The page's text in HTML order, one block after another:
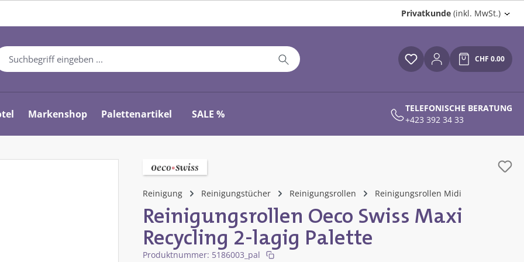
Privatkunde (inkl. MwSt.)
Du hast 0 Produkte auf
CHF 0.00
Markenshop Palettenartikel SALE %
TELEFONISCHE BERATUNG
+423 392 34 33
Reinigung Reinigungstücher Reinigungsrollen Reinigungsrollen Midi
Reinigungsrollen Oeco Swiss Maxi
Recycling 2-lagig Palette
Produktnummer: 5186003_pal